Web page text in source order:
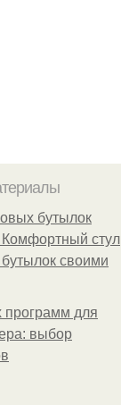
бутылок
стул
своими
программ для
выбор